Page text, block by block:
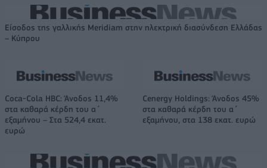
Είσοδος της γαλλικής Meridiam στην ηλεκτρική διασύνδεση Ελλάδας
– Κύπρου
Coca-Cola HBC: Άνοδος 11,4%
στα καθαρά κέρδη του α΄
εξαμήνου – Στα 524,4 εκατ.
ευρώ
Cenergy Holdings: Άνοδος 45%
στα καθαρά κέρδη του α΄
εξαμήνου, στα 138 εκατ. ευρώ